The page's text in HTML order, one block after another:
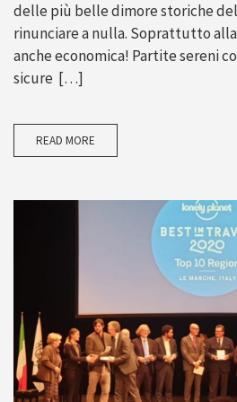
delle più belle dimore storiche
rinunciare a nulla. Soprattutto
anche economica! Partite sereni
sicure […]
READ MORE